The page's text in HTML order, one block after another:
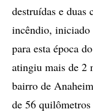
destruídas e duas
incêndio,
para esta época
atingiu mais de 2
bairro de
de 56